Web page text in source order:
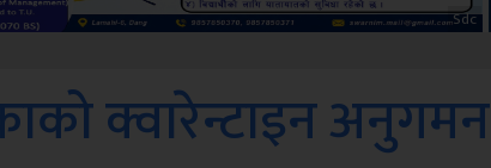
Amb
क्वारेन्टाइन अनुगमन